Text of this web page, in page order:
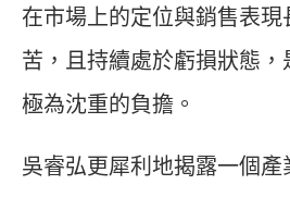
在市場上的定位與銷售表
苦，且持續處於虧損狀態
極為沈重的負擔。
吳睿弘更犀利地揭露一個